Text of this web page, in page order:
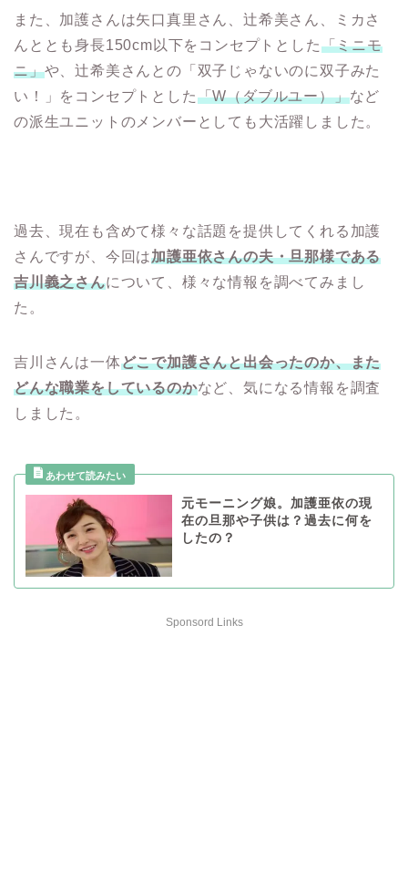
また、加護さんは矢口真里さん、辻希美さん、ミカさ
んととも身長150cm以下をコンセプトとした「ミニモ
ニ」や、辻希美さんとの「双子じゃないのに双子みた
い！」をコンセプトとした「W（ダブルユー）」など
の派生ユニットのメンバーとしても大活躍しました。
過去、現在も含めて様々な話題を提供してくれる加護
さんですが、今回は加護亜依さんの夫・旦那様である
吉川義之さんについて、様々な情報を調べてみまし
た。
吉川さんは一体どこで加護さんと出会ったのか、また
どんな職業をしているのかなど、気になる情報を調査
しました。
元モーニング娘。加護亜依の現
在の旦那や子供は？過去に何を
したの？
Sponsord Links